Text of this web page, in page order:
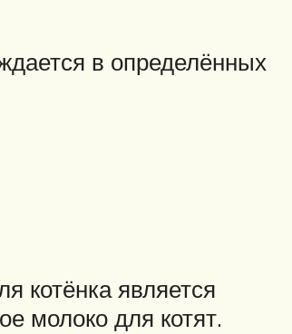
в определённых
котёнка является
молоко для котят.